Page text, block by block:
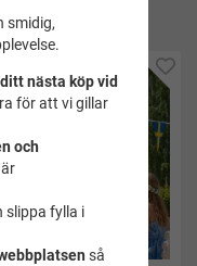
smidig,
nästa köp vid
för att vi gillar
och
slippa fylla i
så